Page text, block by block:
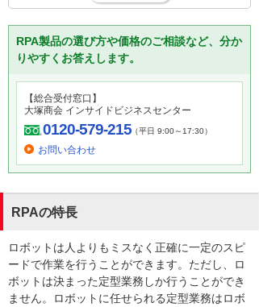
RPA製品の選び方や価格のご相談など、分か
りやすくお答えします。
【総合受付窓口】
大塚商会 インサイドビジネスセンター
0120-579-215（平日 9:00～17:30）
お問い合わせ
RPAの特長
ロボットは人よりもミスなく正確に一定のスピ
ードで作業を行うことができます。ただし、ロ
ボットは決まった定型業務しか行うことができ
ません。ロボットに任せられる定型業務はロボ